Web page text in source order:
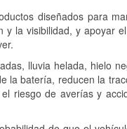
diseñados para
la visibilidad, y apoyar
lluvia helada, hielo
la batería, reducen la
riesgo de averías y